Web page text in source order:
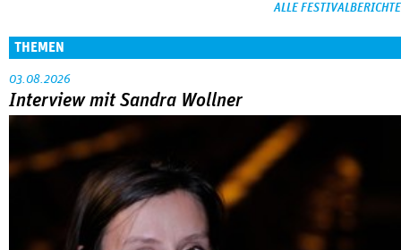
ALLE FESTIVALBERICHTE
THEMEN
03.08.2026
Interview mit Sandra Wollner